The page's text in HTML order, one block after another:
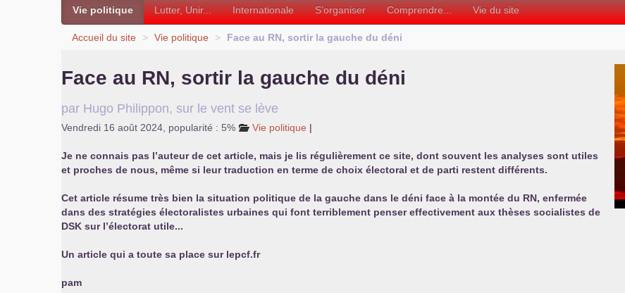
Vie politique Lutter, Unir... Internationale S’organiser Comprendre... Vie du site
Accueil du site > Vie politique > Face au RN, sortir la gauche du déni
Face au RN, sortir la gauche du déni
par Hugo Philippon, sur le vent se lève
Vendredi 16 août 2024 popularité : 5% Vie politique |
Je ne connais pas l’auteur de cet article, mais je lis régulièrement ce site, dont souvent les analyses sont utiles
et proches de nous, même si leur traduction en terme de choix électoral et de parti restent différents.
Cet article résume très bien la situation politique de la gauche dans le déni face à la montée du RN, enfermée
dans des stratégies électoralistes urbaines qui font terriblement penser effectivement aux thèses socialistes de
DSK sur l’électorat utile...
Un article qui a toute sa place sur lepcf.fr
pam